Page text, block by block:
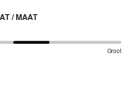
/ MAAT
Groot